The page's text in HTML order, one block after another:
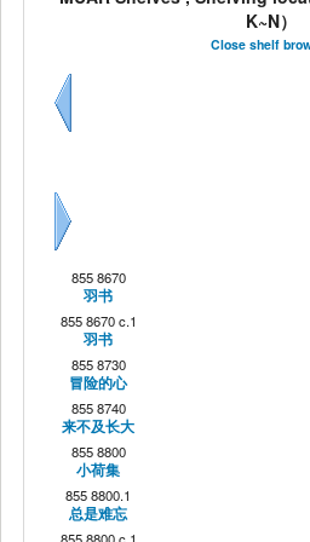
K~N）
Close shelf
855 8670
羽书
855 8670 c.1
羽书
855 8730
冒险的心
855 8740
来不及长大
855 8800
小荷集
855 8800.1
总是难忘